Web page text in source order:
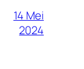
14 Mei
2024